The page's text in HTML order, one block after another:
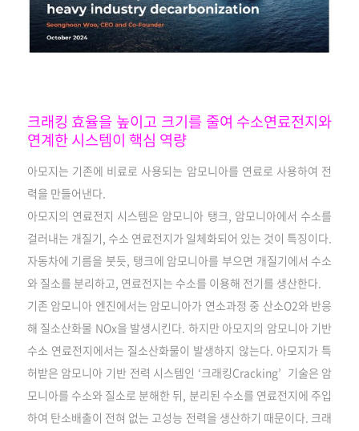
크래킹 효율을 높이고 크기를 줄여 수소연료전지와
연계한 시스템이 핵심 역량
아모지는 기존에 비료로 사용되는 암모니아를 연료로 사용하여 전
력을 만들어낸다.
아모지의 연료전지 시스템은 암모니아 탱크, 암모니아에서 수소를
걸러내는 개질기, 수소 연료전지가 일체화되어 있는 것이 특징이다.
자동차에 기름을 붓듯, 탱크에 암모니아를 부으면 개질기에서 수소
와 질소를 분리하고, 연료전지는 수소를 이용해 전기를 생산한다.
기존 암모니아 엔진에서는 암모니아가 연소과정 중 산소O2와 반응
해 질소산화물 NOx을 발생시킨다. 하지만 아모지의 암모니아 기반
수소 연료전지에서는 질소산화물이 발생하지 않는다. 아모지가 특
허받은 암모니아 기반 전력 시스템인 ‘크래킹Cracking’ 기술은 암
모니아를 수소와 질소로 분해한 뒤, 분리된 수소를 연료전지에 주입
하여 탄소배출이 전혀 없는 고성능 전력을 생산하기 때문이다. 크래